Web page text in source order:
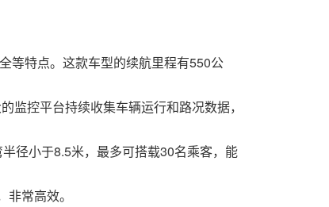
等特点。这款车型的续航里程有550公
监控平台持续收集车辆运行和路况数据，
径小于8.5米，最多可搭载30名乘客，能
常高效。